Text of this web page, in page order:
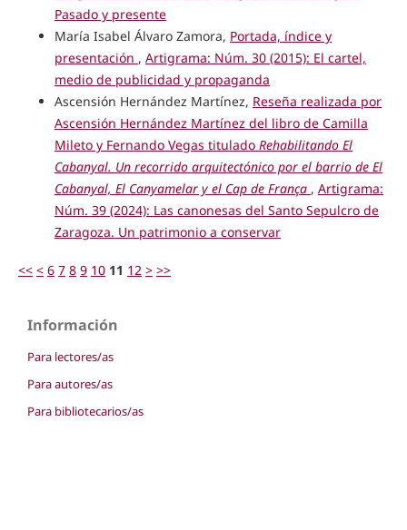
Pasado y presente
María Isabel Álvaro Zamora, Portada, índice y
presentación , Artigrama: Núm. 30 (2015): El cartel,
medio de publicidad y propaganda
Ascensión Hernández Martínez, Reseña realizada por
Ascensión Hernández Martínez del libro de Camilla
Mileto y Fernando Vegas titulado Rehabilitando El
Cabanyal. Un recorrido arquitectónico por el barrio de El
Cabanyal, El Canyamelar y el Cap de França , Artigrama:
Núm. 39 (2024): Las canonesas del Santo Sepulcro de
Zaragoza. Un patrimonio a conservar
<< < 6 7 8 9 10 11 12 > >>
Información
Para lectores/as
Para autores/as
Para bibliotecarios/as